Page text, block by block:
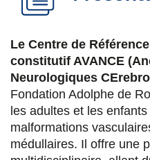
g
e
r
s
u
g
e
r
s
u
g
e
r
s
u
Le Centre de
constitutif AVANCE
Neurologiques
Fondation Adolphe de
les adultes et les
malformations
médullaires. Il offre une